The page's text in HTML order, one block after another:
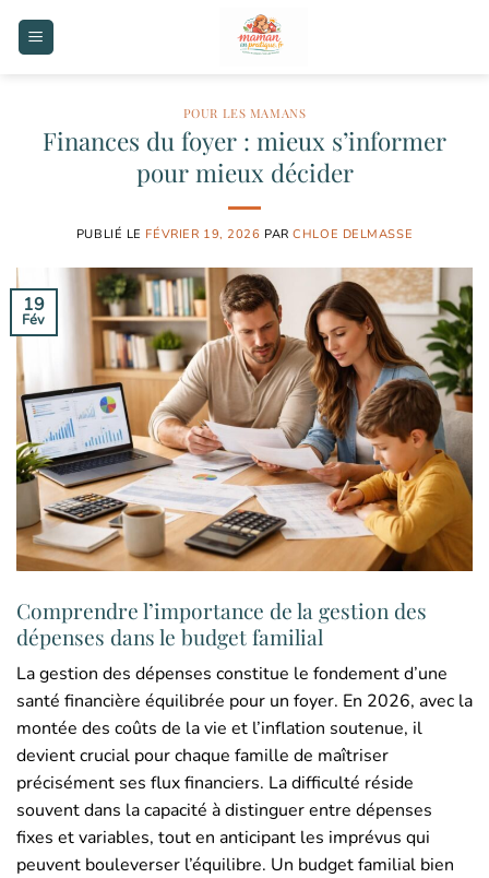
POUR LES MAMANS
Finances du foyer : mieux s’informer
pour mieux décider
PUBLIÉ LE FÉVRIER 19, 2026 PARCHLOE DELMASSE
19
Fév
Comprendre l’importance de la gestion des
dépenses dans le budget familial
La gestion des dépenses constitue le fondement d’une
santé financière équilibrée pour un foyer. En 2026, avec la
montée des coûts de la vie et l’inflation soutenue, il
devient crucial pour chaque famille de maîtriser
précisément ses flux financiers. La difficulté réside
souvent dans la capacité à distinguer entre dépenses
fixes et variables, tout en anticipant les imprévus qui
peuvent bouleverser l’équilibre. Un budget familial bien